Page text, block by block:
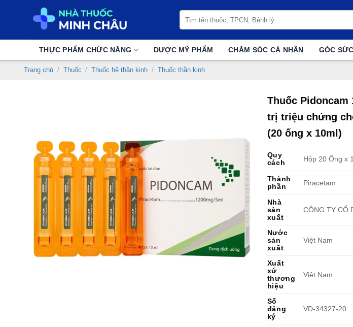
kiếm:
THỰC PHẨM CHỨC NĂNG DƯỢC MỸ PHẨM CHĂM SÓC CÁ NHÂN GÓC
Trang chủ / Thuốc / Thuốc hệ thần kinh / Thuốc thần kinh
Thuốc Pidoncam
trị triệu chứng
(20 ống x 10ml)
Quy
cách
Hộp 20 Ống x
Thành
phần
Piracetam
Nhà
sản
xuất
CÔNG TY CỔ
Nước
sản
xuất
Việt Nam
Xuất
xứ
thương
hiệu
Việt Nam
Số
đăng
ký
VD-34327-20